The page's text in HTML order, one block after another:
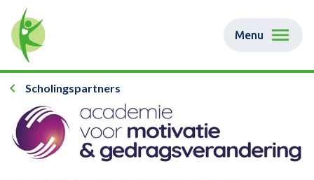
Menu
Scholingspartners